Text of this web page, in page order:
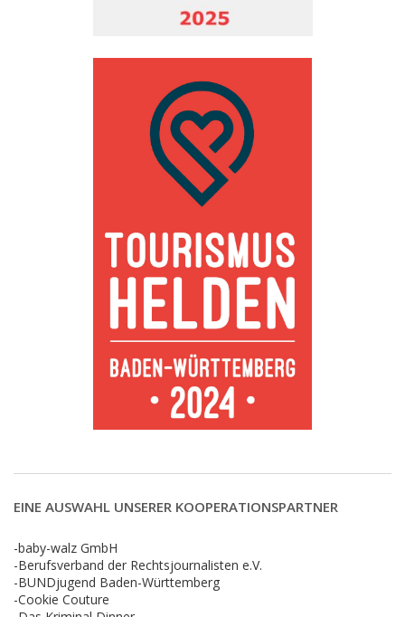
EINE AUSWAHL UNSERER KOOPERATIONSPARTNER
-baby-walz GmbH
-Berufsverband der Rechtsjournalisten e.V.
-BUNDjugend Baden-Württemberg
-Cookie Couture